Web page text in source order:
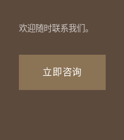
欢迎随时联系我们。
立即咨询